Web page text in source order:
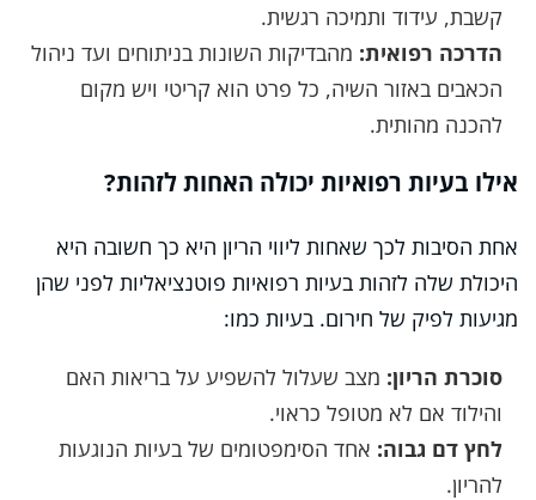
קשבת, עידוד ותמיכה רגשית.
הדרכה רפואית: מהבדיקות השונות בניתוחים ועד ניהול
הכאבים באזור השיה, כל פרט הוא קריטי ויש מקום
להכנה מהותית.
אילו בעיות רפואיות יכולה האחות לזהות?
אחת הסיבות לכך שאחות ליווי הריון היא כך חשובה היא
היכולת שלה לזהות בעיות רפואיות פוטנציאליות לפני שהן
מגיעות לפיק של חירום. בעיות כמו:
סוכרת הריון: מצב שעלול להשפיע על בריאות האם
והילוד אם לא מטופל כראוי.
לחץ דם גבוה: אחד הסימפטומים של בעיות הנוגעות
להריון.